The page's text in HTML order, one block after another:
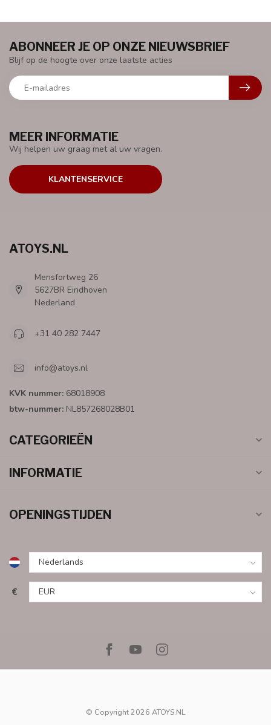
MEER INFORMATIE
Wij helpen uw graag met al uw vragen.
KLANTENSERVICE
ABONNEER JE OP ONZE NIEUWSBRIEF
Blijf op de hoogte over onze laatste acties
ATOYS.NL
Mensfortweg 26
5627BR Eindhoven
Nederland
+31 40 282 7447
info@atoys.nl
KVK nummer: 68018908
btw-nummer: NL857268028B01
CATEGORIEËN
INFORMATIE
OPENINGSTIJDEN
€
© Copyright 2026 ATOYS.NL